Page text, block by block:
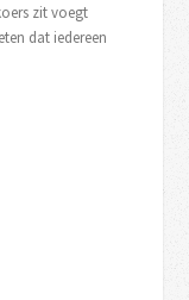
zit voegt
dat iedereen